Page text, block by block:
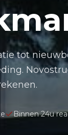
tot
Binnen 24u